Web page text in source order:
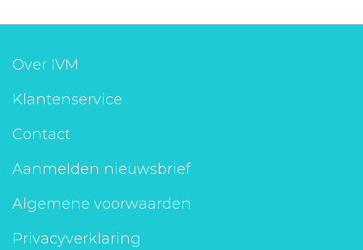
Over IVM
Klantenservice
Contact
Aanmelden nieuwsbrief
Algemene voorwaarden
Privacyverklaring